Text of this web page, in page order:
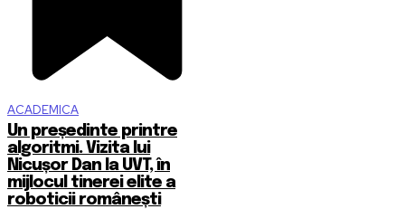
ACADEMICA
Un președinte printre
algoritmi. Vizita lui
Nicușor Dan la UVT, în
mijlocul tinerei elite a
roboticii românești